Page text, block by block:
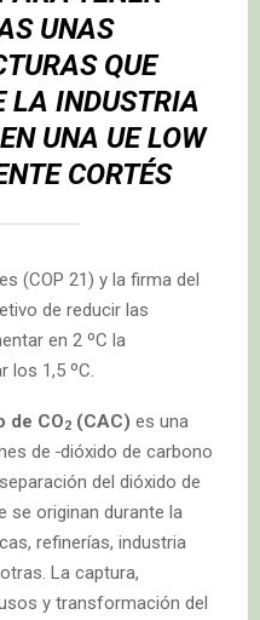
UNAS
QUE
LA INDUSTRIA
UNA UE LOW
CORTÉS
(COP 21) y la firma del
de reducir las
en 2 ºC la
los 1,5 ºC.
de CO2 (CAC) es una
de dióxido de carbono
del dióxido de
se originan durante la
refinerías, industria
La captura,
y transformación del